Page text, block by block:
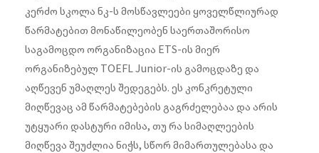
კერძო სკოლა ნკ-ს მოსწავლეები ყოველწლიურად
წარმატებით მონაწილეობენ საერთაშორისო
საგამოცდო ორგანიზაცია ETS-ის მიერ
ორგანიზებულ TOEFL Junior-ის გამოცდაზე და
აღწევენ უმაღლეს შედეგებს. ეს კონკრეტული
მიღწევაც ამ წარმატებების გაგრძელებაა და არის
უტყუარი დასტური იმისა, თუ რა სიმაღლეების
მიღწევა შეუძლია ნიჭს, სწორ მიმართულებასა და